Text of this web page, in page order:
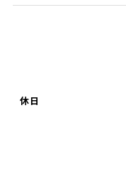
休日